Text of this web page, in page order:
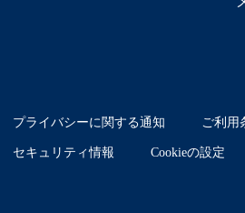
プライバシーに関する通知 ご利用
セキュリティ情報 Cookieの設定